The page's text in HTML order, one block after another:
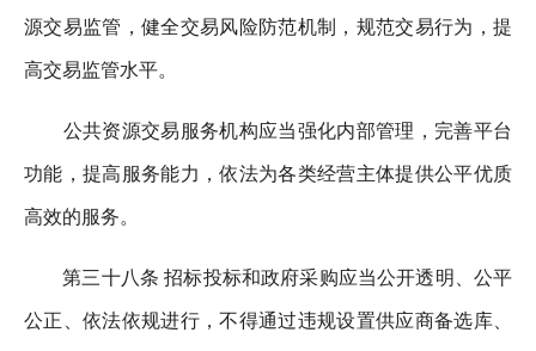
源交易监管，健全交易风险防范机制，规范交易行为，提
高交易监管水平。
公共资源交易服务机构应当强化内部管理，完善平台
功能，提高服务能力，依法为各类经营主体提供公平优质
高效的服务。
第三十八条 招标投标和政府采购应当公开透明、公平
公正、依法依规进行，不得通过违规设置供应商备选库、